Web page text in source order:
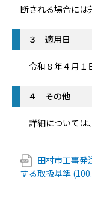
断される場合には
３ 適用日
令和８年４月１
４ その他
詳細については
田村市工事発
する取扱基準